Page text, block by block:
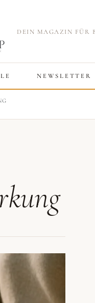
DEIN MAGAZIN FÜR
NEWSLETTER